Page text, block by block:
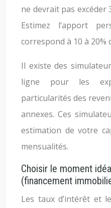
ne devrait pas excéder
Estimez l’apport
correspond à 10 à 20%
Il existe des
ligne pour les
particularités des
annexes. Ces
estimation de votre
mensualités.
Choisir le moment
(financement
Les taux d’intérêt et